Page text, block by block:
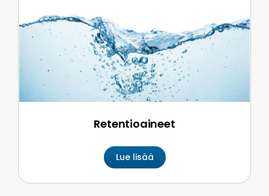
Retentioaineet
Lue lisää